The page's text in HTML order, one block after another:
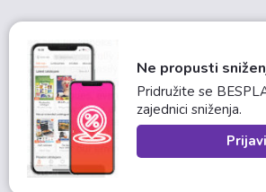
Ne propusti
Pridružite se
zajednici sniženja.